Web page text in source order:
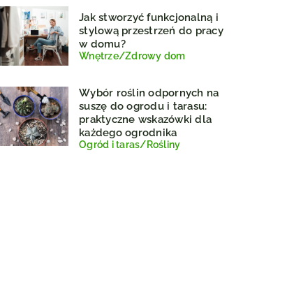
Jak stworzyć funkcjonalną i
stylową przestrzeń do pracy
w domu?
Wnętrze/Zdrowy dom
Wybór roślin odpornych na
suszę do ogrodu i tarasu:
praktyczne wskazówki dla
każdego ogrodnika
Ogród i taras/Rośliny